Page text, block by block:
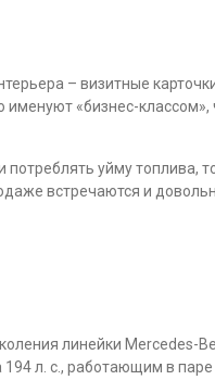
– визитные
именуют «бизнес-
уйму топлива,
встречаются и
линейки Mercedes-
л. с., работающим в